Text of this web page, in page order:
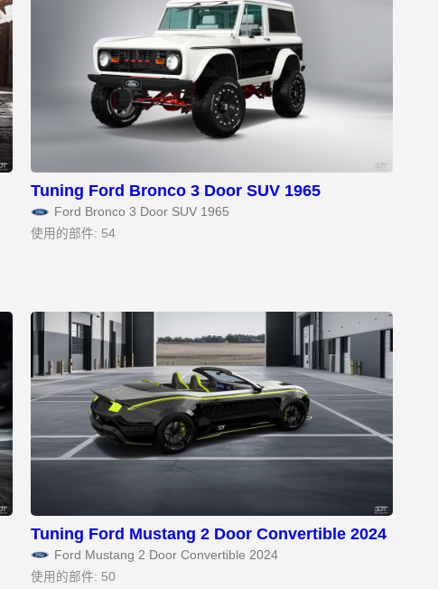
Tuning Ford Bronco 3 Door SUV 1965
Ford Bronco 3 Door SUV 1965
使用的部件: 54
Tuning Ford Mustang 2 Door Convertible 2024
Ford Mustang 2 Door Convertible 2024
使用的部件: 50